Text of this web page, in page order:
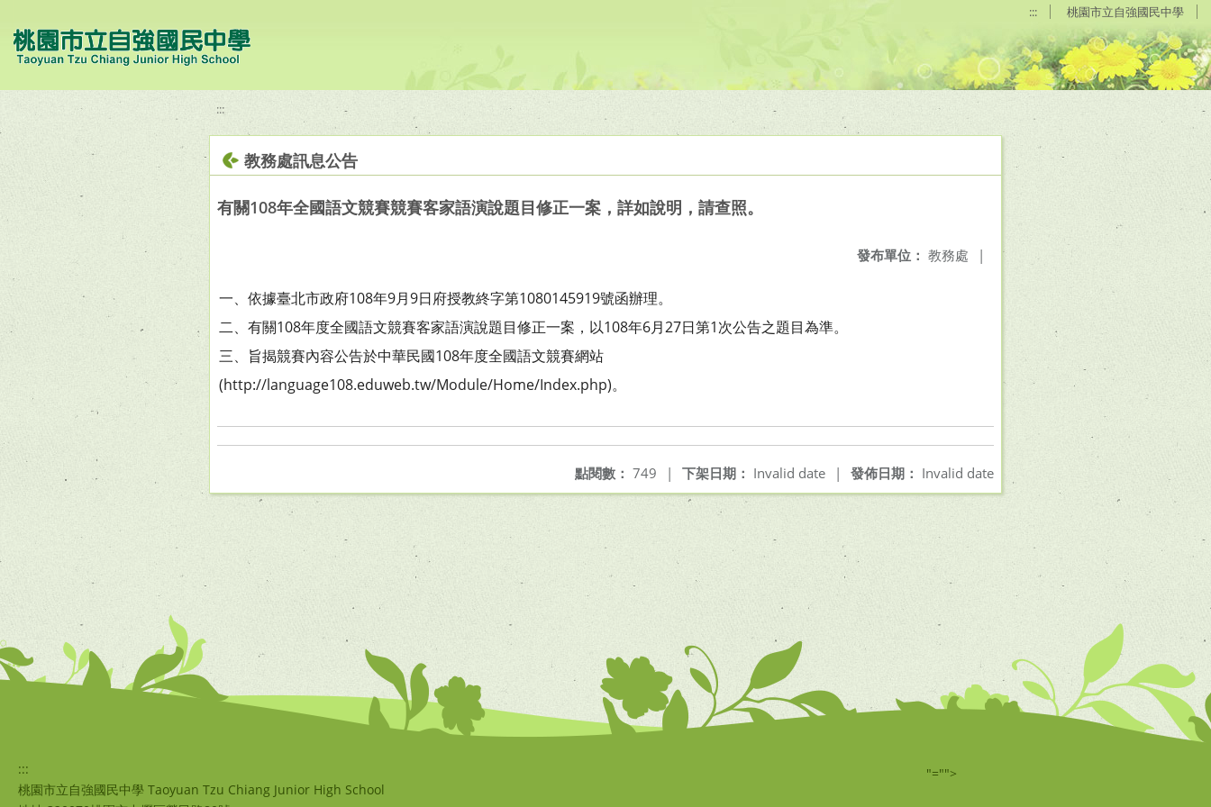
::: 桃園市立自強國民中學
:::
教務處訊息公告
有關108年全國語文競賽競賽客家語演說題目修正一案，詳如說明，請查照。
發布單位： 教務處 |
一、依據臺北市政府108年9月9日府授教終字第1080145919號函辦理。
二、有關108年度全國語文競賽客家語演說題目修正一案，以108年6月27日第1次公告之題目為準。
三、旨揭競賽內容公告於中華民國108年度全國語文競賽網站
(http://language108.eduweb.tw/Module/Home/Index.php)。
發佈日期： Invalid date
下架日期： Invalid date |
點閱數： 749 |
:::
桃園市立自強國民中學 Taoyuan Tzu Chiang Junior High School
"="">